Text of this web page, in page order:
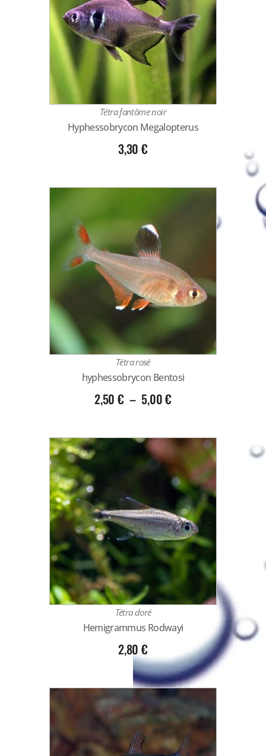
Tétra fantôme noir
Hyphessobrycon Megalopterus
3,30€
Tétra rosé
hyphessobrycon Bentosi
2,50 € – 5,00€
Tétra doré
Hemigrammus Rodwayi
2,80€